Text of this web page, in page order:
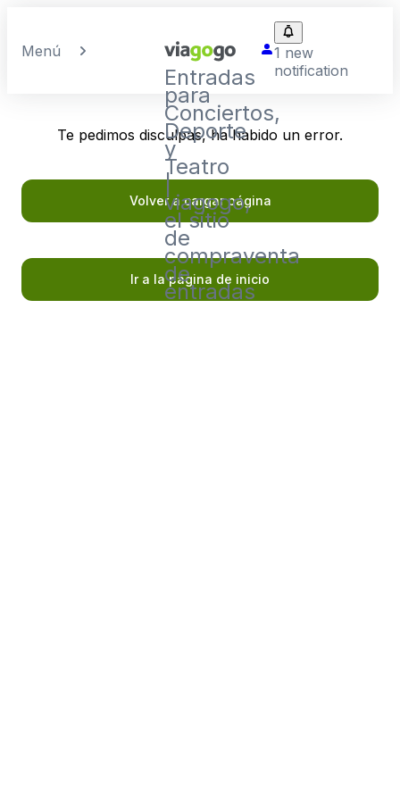
Menú
Entradas
para
Conciertos,
Deporte
y
Teatro
|
viagogo,
el sitio
de
compraventa
de
entradas
1 new
notification
Te pedimos disculpas, ha habido un error.
Volver a cargar página
Ir a la página de inicio